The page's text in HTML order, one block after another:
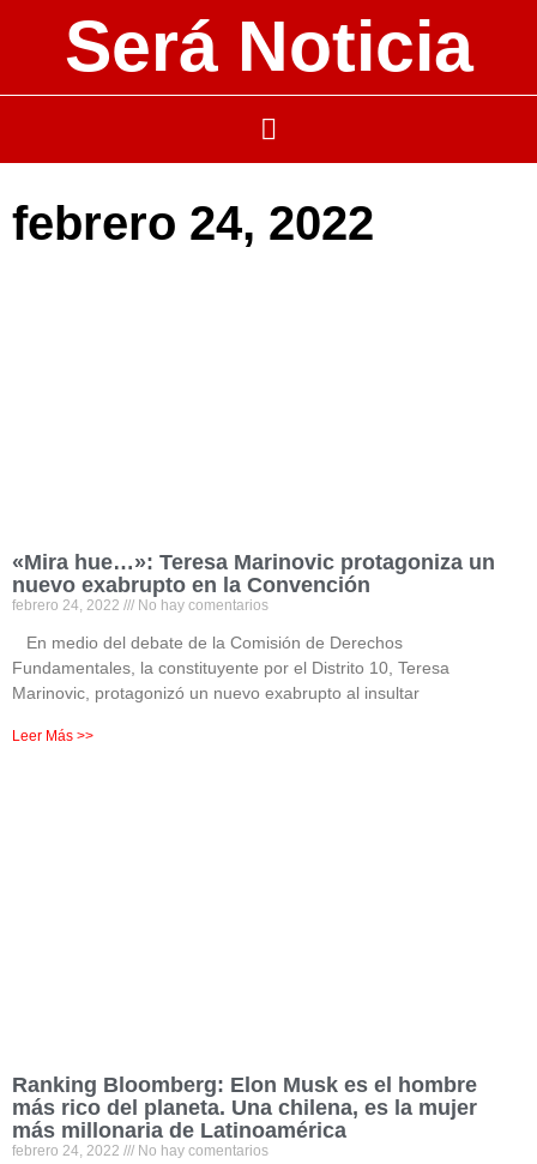
Será Noticia
febrero 24, 2022
«Mira hue…»: Teresa Marinovic protagoniza un
nuevo exabrupto en la Convención
febrero 24, 2022 No hay comentarios
En medio del debate de la Comisión de Derechos
Fundamentales, la constituyente por el Distrito 10, Teresa
Marinovic, protagonizó un nuevo exabrupto al insultar
Leer Más >>
Ranking Bloomberg: Elon Musk es el hombre
más rico del planeta. Una chilena, es la mujer
más millonaria de Latinoamérica
febrero 24, 2022 No hay comentarios